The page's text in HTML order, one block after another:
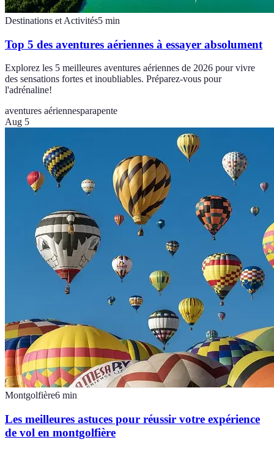
Destinations et Activités5 min
Top 5 des aventures aériennes à essayer absolument
Explorez les 5 meilleures aventures aériennes de 2026 pour vivre
des sensations fortes et inoubliables. Préparez-vous pour
l'adrénaline!
aventures aériennesparapente
Aug 5
Montgolfière6 min
Les meilleures astuces pour réussir votre expérience
de vol en montgolfière